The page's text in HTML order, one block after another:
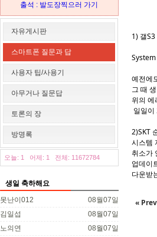
출석 : 발도장찍으러 가기
자유게시판
스마트폰 질문과 답
사용자 팁/사용기
아무거나 질문답
토론의 장
방명록
오늘: 1 어제: 1 전체: 11672784
생일 축하해요
08월07일
못난이012
08월07일
김일섭
08월07일
노의연
1) 갤
예전에
그 때
위의 에
일일이
2)SKT
시스템
취소가
업데이
다운받
« Prev
Sketchbook5, 스
Sketchbook5, 스